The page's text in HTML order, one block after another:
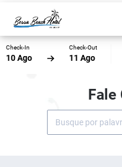
Check-In
10 Ago
Check-Out
11 Ago
Fale